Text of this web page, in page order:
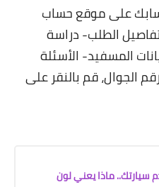
على موقع حساب
الطلب- دراسة
المسفيد- الأسئلة
الجوال، قم بالنقر على
سيارتك.. ماذا يعني لون